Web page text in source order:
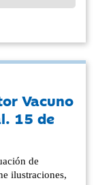
Vacuno
15 de
de
ilustraciones,